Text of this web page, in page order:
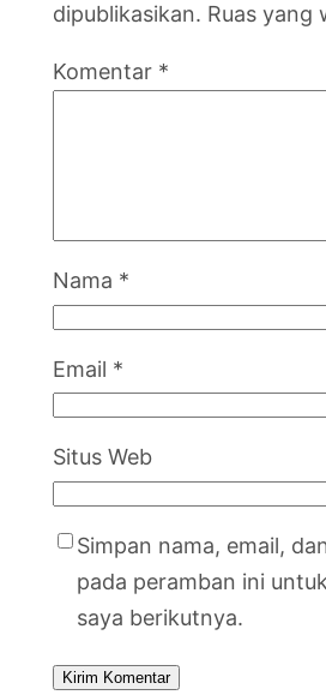
dipublikasikan. Ruas yang
Komentar *
Nama *
Email *
Situs Web
Simpan nama, email,
pada peramban ini
saya berikutnya.